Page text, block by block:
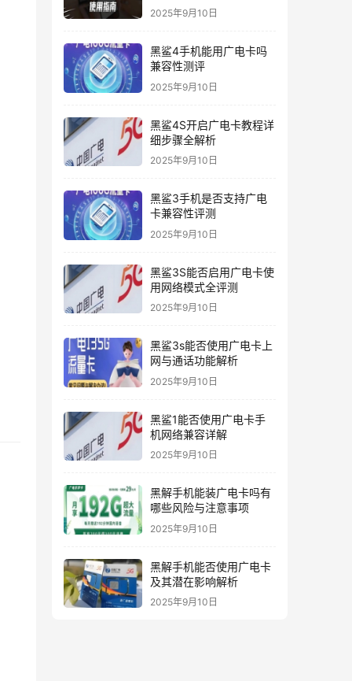
2025年9月10日
黑鲨4手机能用广电卡吗
兼容性测评
2025年9月10日
黑鲨4S开启广电卡教程详
细步骤全解析
2025年9月10日
黑鲨3手机是否支持广电
卡兼容性评测
2025年9月10日
黑鲨3S能否启用广电卡使
用网络模式全评测
2025年9月10日
黑鲨3s能否使用广电卡上
网与通话功能解析
2025年9月10日
黑鲨1能否使用广电卡手
机网络兼容详解
2025年9月10日
黑解手机能装广电卡吗有
哪些风险与注意事项
2025年9月10日
黑解手机能否使用广电卡
及其潜在影响解析
2025年9月10日